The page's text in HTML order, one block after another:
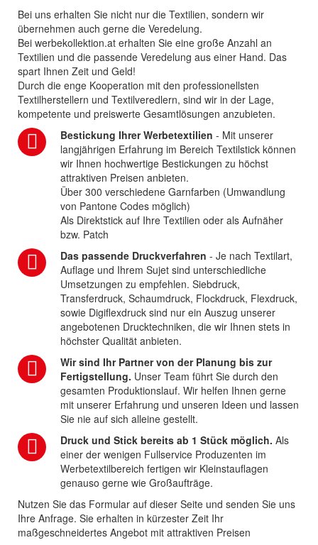
Bei uns erhalten Sie nicht nur die Textilien, sondern wir
übernehmen auch gerne die Veredelung.
Bei werbekollektion.at erhalten Sie eine große Anzahl an
Textilien und die passende Veredelung aus einer Hand. Das
spart Ihnen Zeit und Geld!
Durch die enge Kooperation mit den professionellsten
Textilherstellern und Textilveredlern, sind wir in der Lage,
kompetente und preiswerte Gesamtlösungen anzubieten.
Bestickung Ihrer Werbetextilien - Mit unserer
langjährigen Erfahrung im Bereich Textilstick können
wir Ihnen hochwertige Bestickungen zu höchst
attraktiven Preisen anbieten.
Über 300 verschiedene Garnfarben (Umwandlung
von Pantone Codes möglich)
Als Direktstick auf Ihre Textilien oder als Aufnäher
bzw. Patch
Das passende Druckverfahren - Je nach Textilart,
Auflage und Ihrem Sujet sind unterschiedliche
Umsetzungen zu empfehlen. Siebdruck,
Transferdruck, Schaumdruck, Flockdruck, Flexdruck,
sowie Digiflexdruck sind nur ein Auszug unserer
angebotenen Drucktechniken, die wir Ihnen stets in
höchster Qualität anbieten.
Wir sind Ihr Partner von der Planung bis zur
Fertigstellung. Unser Team führt Sie durch den
gesamten Produktionslauf. Wir helfen Ihnen gerne
mit unserer Erfahrung und unseren Ideen und lassen
Sie nie auf sich alleine gestellt.
Druck und Stick bereits ab 1 Stück möglich. Als
einer der wenigen Fullservice Produzenten im
Werbetextilbereich fertigen wir Kleinstauflagen
genauso gerne wie Großaufträge.
Nutzen Sie das Formular auf dieser Seite und senden Sie uns
Ihre Anfrage. Sie erhalten in kürzester Zeit Ihr
maßgeschneidertes Angebot mit attraktiven Preisen